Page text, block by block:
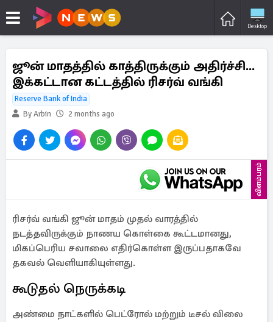
Desktop
ஜூன் மாதத்தில் காத்திருக்கும் அதிர்ச்சி...
இக்கட்டான கட்டத்தில் ரிசர்வ் வங்கி
Reserve Bank of India
By Arbin
2 months ago
விளம்பரம்
ரிசர்வ் வங்கி ஜூன் மாதம் முதல் வாரத்தில்
நடத்தவிருக்கும் நாணய கொள்கை கூட்டமானது,
மிகப்பெரிய சவாலை எதிர்கொள்ள இருப்பதாகவே
தகவல் வெளியாகியுள்ளது.
கூடுதல் நெருக்கடி
அண்மை நாட்களில் பெட்ரோல் மற்றும் டீசல் விலை